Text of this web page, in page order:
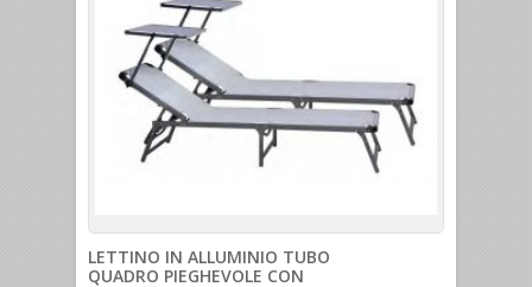
LETTINO IN ALLUMINIO TUBO
QUADRO PIEGHEVOLE CON